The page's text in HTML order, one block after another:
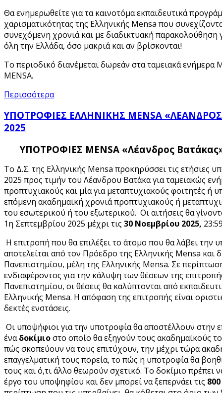
Θα ενημερωθείτε για τα καινοτόμα εκπαιδευτικά
χαρισματικότητας της Ελληνικής Mensa που
συνεχόμενη χρονιά και με διαδικτυακή παρακολούθηση
όλη την Ελλάδα, όσο μακριά και αν βρίσκονται!
Το περιοδικό διανέμεται δωρεάν στα ταμειακά ενήμερα
MENSA.
Περισσότερα
ΥΠΟΤΡΟΦΙΕΣ ΕΛΛΗΝΙΚΗΣ MENSA
2025
ΥΠΟΤΡΟΦΙΕΣ MENSA«Λέανδρος
Το Δ.Σ. της Ελληνικής Mensa προκηρύσσει τις ετήσιες
2025 προς τιμήν του Λέανδρου Βατάκα για ταμειακώς
προπτυχιακούς και μία για μεταπτυχιακούς φοιτητές ή
επόμενη ακαδημαϊκή χρονιά προπτυχιακούς ή
του εσωτερικού ή του εξωτερικού. Οι αιτήσεις θα
1η Σεπτεμβρίου 2025 μέχρι τις 30 Νοεμβρίου 2025,
Η επιτροπή που θα επιλέξει το άτομο που θα λάβει την
αποτελείται από τον Πρόεδρο της Ελληνικής Mensa και
Πανεπιστημίου, μέλη της Ελληνικής Mensa. Σε
ενδιαφέροντος για την κάλυψη των θέσεων της
Πανεπιστημίου, οι θέσεις θα καλύπτονται από
Ελληνικής Mensa. Η απόφαση της επιτροπής είναι
δεκτές ενστάσεις.
Οι υποψήφιοι για την υποτροφία θα αποστέλλουν στην
έναδοκίμιοστο οποίο θα εξηγούν τους ακαδημαϊκούς
πώς σκοπεύουν να τους επιτύχουν, την μέχρι τώρα
επαγγελματική τους πορεία, το πώς η υποτροφία θα
τους και ό,τι άλλο θεωρούν σχετικό. Το δοκίμιο πρέπει
έργο του υποψηφίου και δεν μπορεί να ξεπερνάει τις